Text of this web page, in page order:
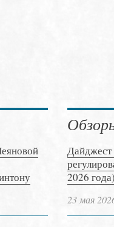
Дайджест
2026
23 мая